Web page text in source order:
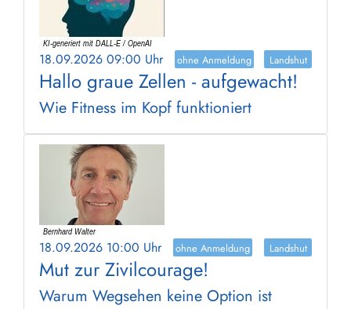
18.09.2026 09:00 Uhr ohne Anmeldung Landshut
Hallo graue Zellen - aufgewacht!
Wie Fitness im Kopf funktioniert
18.09.2026 10:00 Uhr ohne Anmeldung Landshut
Mut zur Zivilcourage!
Warum Wegsehen keine Option ist